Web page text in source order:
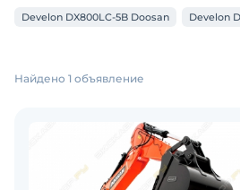
Develon DX800LC-5B Doosan Develon
Найдено 1 объявление